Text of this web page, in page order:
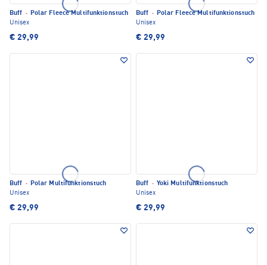
Buff · Polar Fleece Multifunktionstuch
Unisex
€ 29,99
Buff · Polar Fleece Multifunktionstuch
Unisex
€ 29,99
Buff · Polar Multifunktionstuch
Unisex
€ 29,99
Buff · Yoki Multifunktionstuch
Unisex
€ 29,99